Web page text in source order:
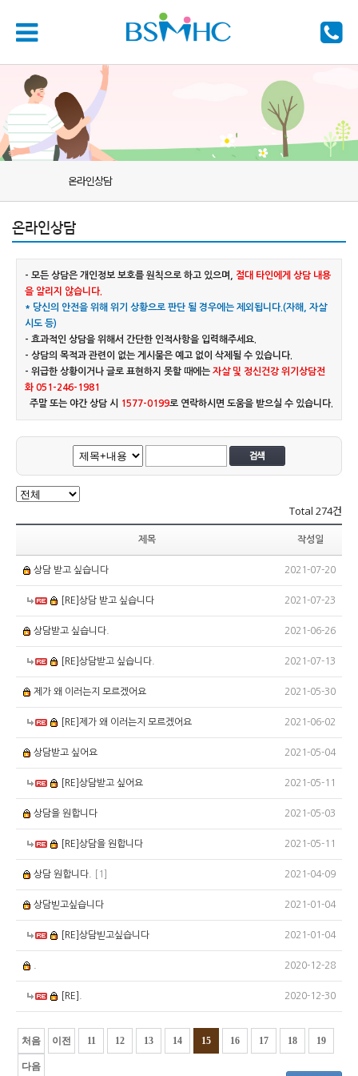
온라인상담
온라인상담
- 모든 상담은 개인정보 보호를 원칙으로 하고 있으며, 절대 타인에게 상담 내용
을 알리지 않습니다.
* 당신의 안전을 위해 위기 상황으로 판단 될 경우에는 제외됩니다.(자해, 자살
시도 등)
- 효과적인 상담을 위해서 간단한 인적사항을 입력해주세요.
- 상담의 목적과 관련이 없는 게시물은 예고 없이 삭제될 수 있습니다.
- 위급한 상황이거나 글로 표현하지 못할 때에는 자살 및 정신건강 위기상담전
화 051-246-1981
주말 또는 야간 상담 시
1577-0199로 연락하시면 도움을 받으실 수 있습니다.
Total 274건
제목 작성일
상담 받고 싶습니다 2021-07-20
[RE]상담 받고 싶습니다 2021-07-23
상담받고 싶습니다. 2021-06-26
[RE]상담받고 싶습니다. 2021-07-13
제가 왜 이러는지 모르겠어요 2021-05-30
[RE]제가 왜 이러는지 모르겠어요 2021-06-02
상담받고 싶어요 2021-05-04
[RE]상담받고 싶어요 2021-05-11
상담을 원합니다 2021-05-03
[RE]상담을 원합니다 2021-05-11
상담 원합니다. [1] 2021-04-09
상담빋고싶습니다 2021-01-04
[RE]상담빋고싶습니다 2021-01-04
2020-12-28
[RE]. 2020-12-30
처음 이전 11 12 13 14 15 16 17 18 19
다음